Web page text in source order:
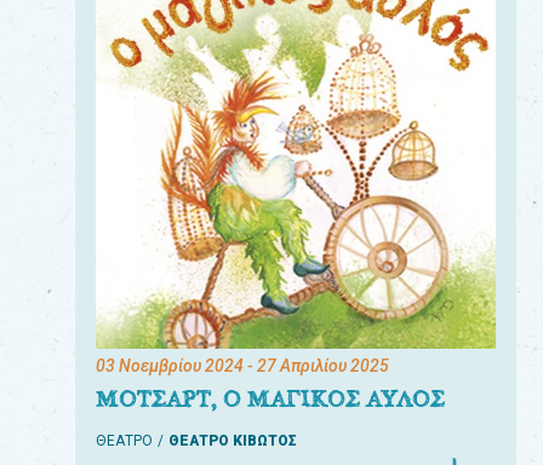
03 Νοεμβρίου 2024- 27 Απριλίου 2025
ΜΟΤΣΑΡΤ, Ο ΜΑΓΙΚΟΣ ΑΥΛΟΣ
ΘΕΑΤΡΟ ΘΕΑΤΡΟ ΚΙΒΩΤΟΣ